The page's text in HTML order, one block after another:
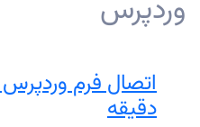
وردپرس
دقیقه